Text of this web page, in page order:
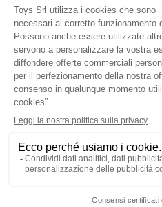
Le nostre recensioni
Blog
Dove siamo
Contattaci
I nostri marchi